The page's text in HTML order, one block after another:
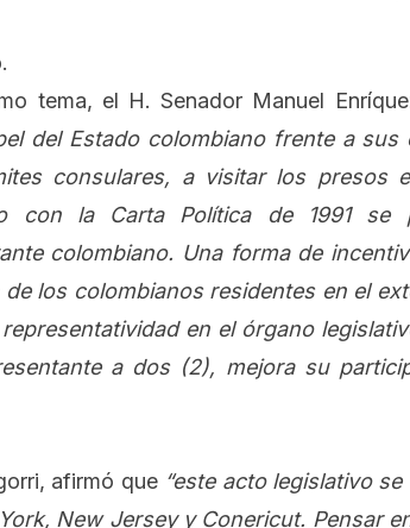
tema, el H. Senador Manuel
del Estado colombiano frente a sus
consulares, a visitar los presos
con la Carta Política de 1991 se
colombiano. Una forma de
los colombianos residentes en el
en el órgano
a dos (2), mejora su
afirmó que “este acto legislativo
New Jersey y Conericut. Pensar